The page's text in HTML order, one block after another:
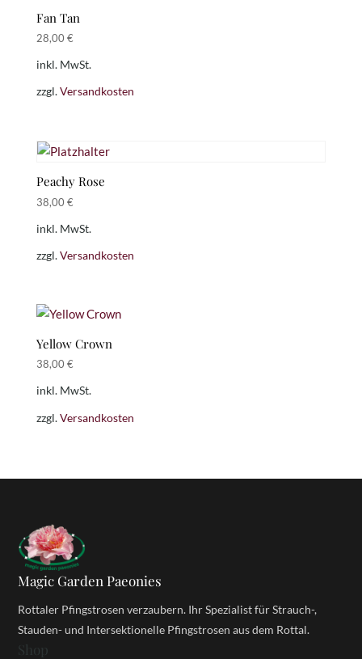
Fan Tan
28,00 €
inkl. MwSt.
zzgl.Versandkosten
Peachy Rose
38,00 €
inkl. MwSt.
zzgl.Versandkosten
Yellow Crown
38,00 €
inkl. MwSt.
zzgl.Versandkosten
Magic Garden Paeonies
Rottaler Pfingstrosen verzaubern. Ihr Spezialist für Strauch-,
Stauden- und Intersektionelle Pfingstrosen aus dem Rottal.
Shop